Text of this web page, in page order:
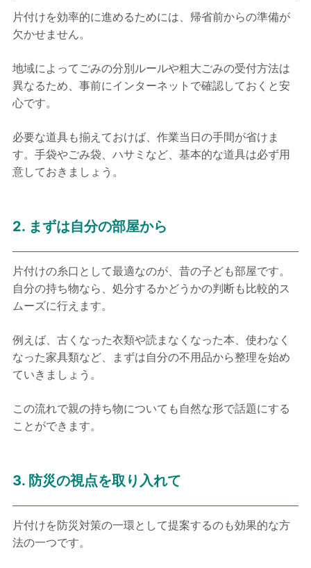
片付けを効率的に進めるためには、帰省前からの準備が
欠かせません。
地域によってごみの分別ルールや粗大ごみの受付方法は
異なるため、事前にインターネットで確認しておくと安
心です。
必要な道具も揃えておけば、作業当日の手間が省けま
す。手袋やごみ袋、ハサミなど、基本的な道具は必ず用
意しておきましょう。
2. まずは自分の部屋から
片付けの糸口として最適なのが、昔の子ども部屋です。
自分の持ち物なら、処分するかどうかの判断も比較的ス
ムーズに行えます。
例えば、古くなった衣類や読まなくなった本、使わなく
なった家具類など、まずは自分の不用品から整理を始め
ていきましょう。
この流れで親の持ち物についても自然な形で話題にする
ことができます。
3. 防災の視点を取り入れて
片付けを防災対策の一環として提案するのも効果的な方
法の一つです。